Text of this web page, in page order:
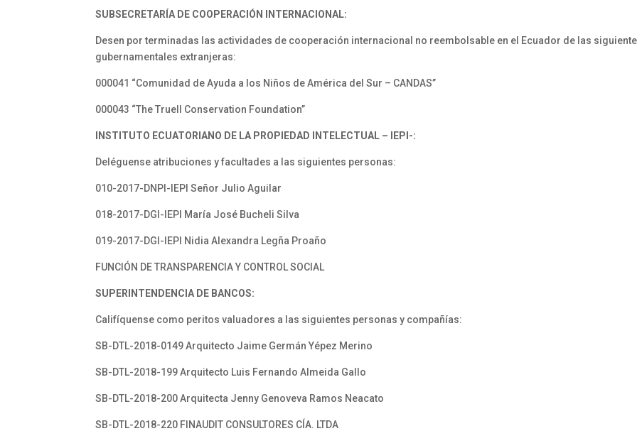
SUBSECRETARÍA DE COOPERACIÓN INTERNACIONAL:
Desen por terminadas las actividades de cooperación internacional no reembolsable en el Ecuador de las
gubernamentales extranjeras:
000041 “Comunidad de Ayuda a los Niños de América del Sur – CANDAS”
000043 “The Truell Conservation Foundation”
INSTITUTO ECUATORIANO DE LA PROPIEDAD INTELECTUAL – IEPI-:
Deléguense atribuciones y facultades a las siguientes personas:
010-2017-DNPI-IEPI Señor Julio Aguilar
018-2017-DGI-IEPI María José Bucheli Silva
019-2017-DGI-IEPI Nidia Alexandra Legña Proaño
FUNCIÓN DE TRANSPARENCIA Y CONTROL SOCIAL
SUPERINTENDENCIA DE BANCOS:
Califíquense como peritos valuadores a las siguientes personas y compañías:
SB-DTL-2018-0149 Arquitecto Jaime Germán Yépez Merino
SB-DTL-2018-199 Arquitecto Luis Fernando Almeida Gallo
SB-DTL-2018-200 Arquitecta Jenny Genoveva Ramos Neacato
SB-DTL-2018-220 FINAUDIT CONSULTORES CÍA. LTDA